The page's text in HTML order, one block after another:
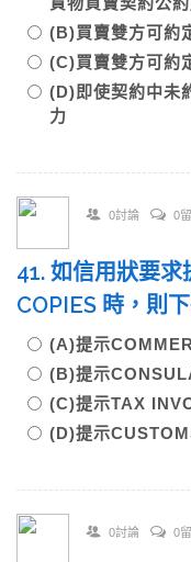
(B)買賣雙方可約
(C)買賣雙方可約
(D)即使契約中未
力
0討論 0
41. 如信用狀要
COPIES 時，則
(A)提示
(B)提示
(C)提示TAX
(D)提示
0討論 0